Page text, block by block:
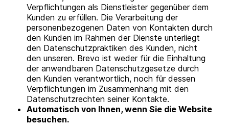
Verpflichtungen als Dienstleister gegenüber dem
Kunden zu erfüllen. Die Verarbeitung der
personenbezogenen Daten von Kontakten durch
den Kunden im Rahmen der Dienste unterliegt
den Datenschutzpraktiken des Kunden, nicht
den unseren. Brevo ist weder für die Einhaltung
der anwendbaren Datenschutzgesetze durch
den Kunden verantwortlich, noch für dessen
Verpflichtungen im Zusammenhang mit den
Datenschutzrechten seiner Kontakte.
Automatisch von Ihnen, wenn Sie die Website
besuchen.